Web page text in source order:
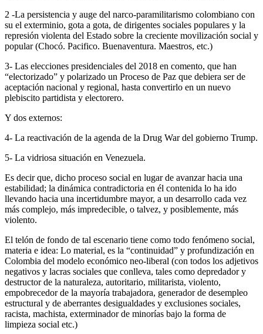
2 -La persistencia y auge del narco-paramilitarismo colombiano con
su el exterminio, gota a gota, de dirigentes sociales populares y la
represión violenta del Estado sobre la creciente movilización social y
popular (Chocó. Pacifico. Buenaventura. Maestros, etc.)
3- Las elecciones presidenciales del 2018 en comento, que han
“electorizado” y polarizado un Proceso de Paz que debiera ser de
aceptación nacional y regional, hasta convertirlo en un nuevo
plebiscito partidista y electorero.
Y dos externos:
4- La reactivación de la agenda de la Drug War del gobierno Trump.
5- La vidriosa situación en Venezuela.
Es decir que, dicho proceso social en lugar de avanzar hacia una
estabilidad; la dinámica contradictoria en él contenida lo ha ido
llevando hacia una incertidumbre mayor, a un desarrollo cada vez
más complejo, más impredecible, o talvez, y posiblemente, más
violento.
El telón de fondo de tal escenario tiene como todo fenómeno social,
materia e idea: Lo material, es la “continuidad” y profundización en
Colombia del modelo económico neo-liberal (con todos los adjetivos
negativos y lacras sociales que conlleva, tales como depredador y
destructor de la naturaleza, autoritario, militarista, violento,
empobrecedor de la mayoría trabajadora, generador de desempleo
estructural y de aberrantes desigualdades y exclusiones sociales,
racista, machista, exterminador de minorías bajo la forma de
limpieza social etc.)